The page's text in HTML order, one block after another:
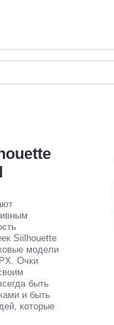
Siilhouette
модели
Очки
быть
и быть
которые